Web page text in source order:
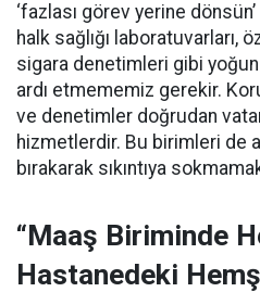
‘fazlası görev yerine
halk sağlığı laboratuvarları,
sigara denetimleri gibi yoğun
ardı etmememiz gerekir.
ve denetimler doğrudan
hizmetlerdir. Bu birimleri de
bırakarak sıkıntıya
“Maaş Biriminde
Hastanedeki